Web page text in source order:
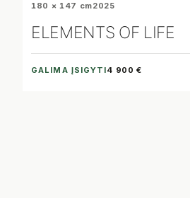
180 × 147 cm2025
ELEMENTS OF LIFE
GALIMA ĮSIGYTI4 900 €